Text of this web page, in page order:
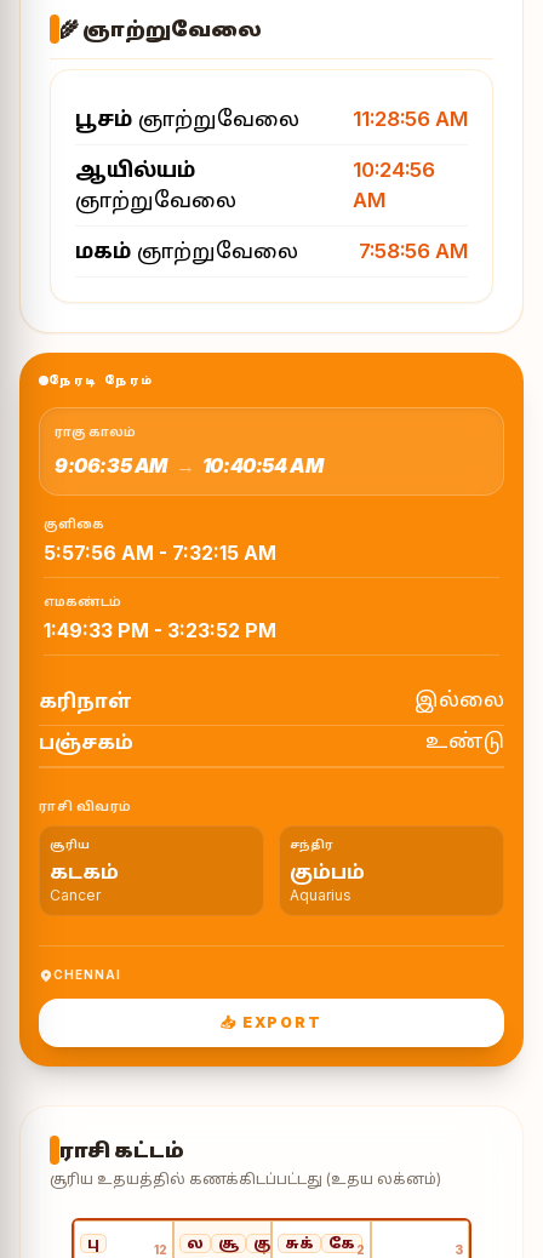
🌾 ஞாற்றுவேலை
பூசம் ஞாற்றுவேலை 11:28:56 AM
ஆயில்யம்
ஞாற்றுவேலை
10:24:56
AM
மகம் ஞாற்றுவேலை 7:58:56 AM
நேரடி நேரம்
ராகு காலம்
9:06:35 AM → 10:40:54 AM
குளிகை
5:57:56 AM - 7:32:15 AM
எமகண்டம்
1:49:33 PM - 3:23:52 PM
கரிநாள்
இல்லை
பஞ்சகம்
உண்டு
ராசி விவரம்
சூரிய
கடகம்
Cancer
சந்திர
கும்பம்
Aquarius
CHENNAI
📥 EXPORT
ராசி கட்டம்
சூரிய உதயத்தில் கணக்கிடப்பட்டது (உதய லக்னம்)
பு 12 ல சூ குரு
1 சுக் கே2 3